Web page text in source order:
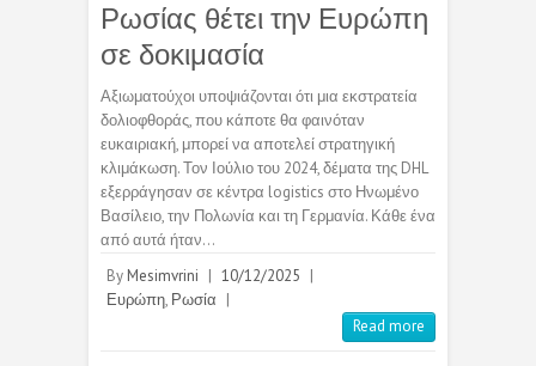
Ρωσίας θέτει την Ευρώπη
σε δοκιμασία
Αξιωματούχοι υποψιάζονται ότι μια εκστρατεία
δολιοφθοράς, που κάποτε θα φαινόταν
ευκαιριακή, μπορεί να αποτελεί στρατηγική
κλιμάκωση. Τον Ιούλιο του 2024, δέματα της DHL
εξερράγησαν σε κέντρα logistics στο Ηνωμένο
Βασίλειο, την Πολωνία και τη Γερμανία. Κάθε ένα
από αυτά ήταν…
By Mesimvrini | 10/12/2025 |
Ευρώπη, Ρωσία |
Read more